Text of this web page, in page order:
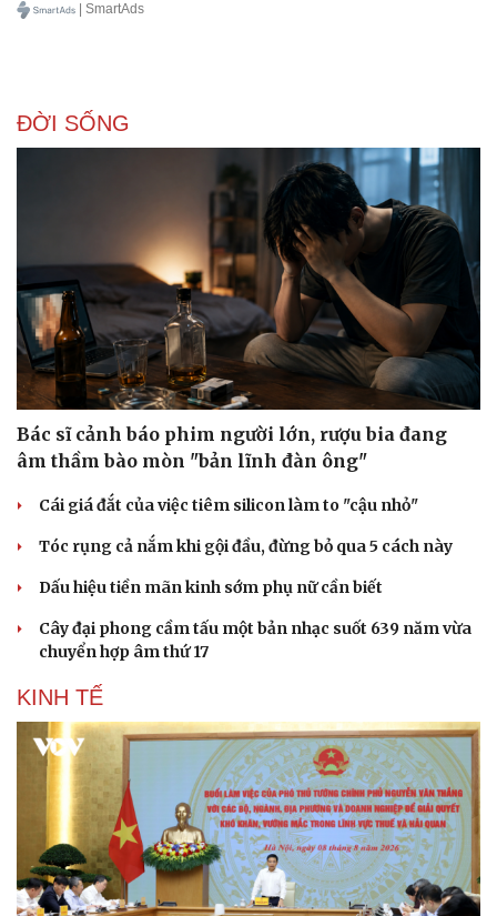
Cây thuốc
Sản phụ khoa
Phòng mạch online
Ăn sạch sống khỏe
Tình yêu - Gia đình
| SmartAds
ĐỜI SỐNG
Bác sĩ cảnh báo phim người lớn, rượu bia đang
âm thầm bào mòn "bản lĩnh đàn ông"
Cái giá đắt của việc tiêm silicon làm to "cậu nhỏ"
Tóc rụng cả nắm khi gội đầu, đừng bỏ qua 5 cách này
Dấu hiệu tiền mãn kinh sớm phụ nữ cần biết
Cây đại phong cầm tấu một bản nhạc suốt 639 năm vừa
chuyển hợp âm thứ 17
KINH TẾ